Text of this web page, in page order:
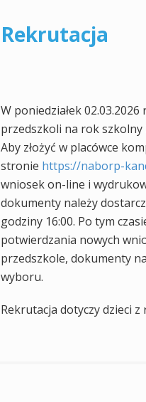
Rekrutacja
W poniedziałek
przedszkoli na rok szkolny
Aby złożyć w placówce
stronie https://naborp-
wniosek on-line i
dokumenty należy
godziny 16:00. Po tym
potwierdzania nowych
przedszkole, dokumenty
wyboru.
Rekrutacja dotyczy dzieci